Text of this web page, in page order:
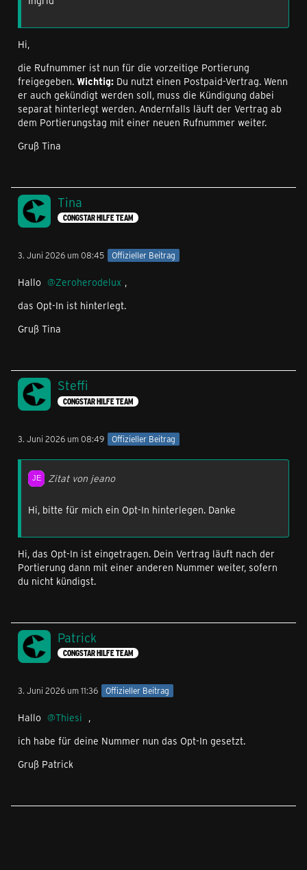
Hi,
die Rufnummer ist nun für die vorzeitige Portierung
freigegeben. Wichtig: Du nutzt einen Postpaid-Vertrag. Wenn
er auch gekündigt werden soll, muss die Kündigung dabei
separat hinterlegt werden. Andernfalls läuft der Vertrag ab
dem Portierungstag mit einer neuen Rufnummer weiter.
Gruß Tina
Tina
CONGSTAR HILFE TEAM
3. Juni 2026 um 08:45 Offizieller Beitrag
Hallo Zeroherodelux ,
das Opt-In ist hinterlegt.
Gruß Tina
Steffi
CONGSTAR HILFE TEAM
3. Juni 2026 um 08:49 Offizieller Beitrag
Zitat von jeano
Hi, bitte für mich ein Opt-In hinterlegen. Danke
Hi, das Opt-In ist eingetragen. Dein Vertrag läuft nach der
Portierung dann mit einer anderen Nummer weiter, sofern
du nicht kündigst.
Patrick
CONGSTAR HILFE TEAM
3. Juni 2026 um 11:36 Offizieller Beitrag
Hallo Thiesi ,
ich habe für deine Nummer nun das Opt-In gesetzt.
Gruß Patrick